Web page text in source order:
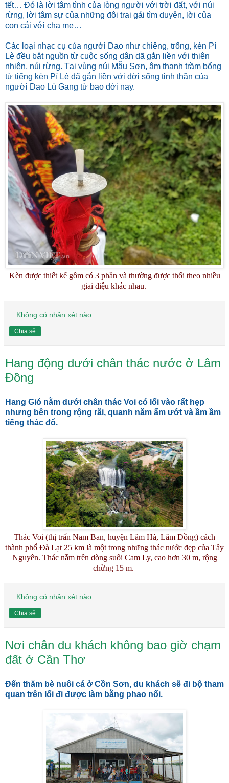
tết… Đó là lời tâm tình của lòng người với trời đất, với núi
rừng, lời tâm sự của những đôi trai gái tìm duyên, lời của
con cái với cha mẹ…
Các loại nhạc cụ của người Dao như chiêng, trống, kèn Pí
Lè đều bắt nguồn từ cuộc sống dân dã gắn liền với thiên
nhiên, núi rừng. Tại vùng núi Mẫu Sơn, âm thanh trầm bổng
từ tiếng kèn Pí Lè đã gắn liền với đời sống tinh thần của
người Dao Lù Gang từ bao đời nay.
Kèn được thiết kế gồm có 3 phần và thường được thổi theo nhiều
giai điệu khác nhau.
Không có nhận xét nào:
Chia sẻ
Hang động dưới chân thác nước ở Lâm
Đồng
Hang Gió nằm dưới chân thác Voi có lối vào rất hẹp
nhưng bên trong rộng rãi, quanh năm ẩm ướt và ầm ầm
tiếng thác đổ.
Thác Voi (thị trấn Nam Ban, huyện Lâm Hà, Lâm Đồng) cách
thành phố Đà Lạt 25 km là một trong những thác nước đẹp của Tây
Nguyên. Thác nằm trên dòng suối Cam Ly, cao hơn 30 m, rộng
chừng 15 m.
Không có nhận xét nào:
Chia sẻ
Nơi chân du khách không bao giờ chạm
đất ở Cần Thơ
Đến thăm bè nuôi cá ở Cồn Sơn, du khách sẽ đi bộ tham
quan trên lối đi được làm bằng phao nổi.